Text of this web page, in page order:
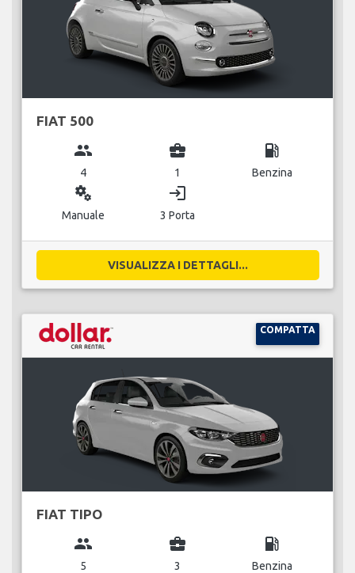
FIAT 500
group
4
business_center
1
local_gas_station
Benzina
miscellaneous_services
Manuale
login
3 Porta
VISUALIZZA I DETTAGLI...
COMPATTA
FIAT TIPO
group
5
business_center
3
local_gas_station
Benzina